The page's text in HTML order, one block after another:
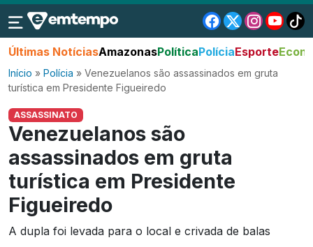
Últimas NotíciasAmazonasPolíticaPolíciaEsporte
Início » Polícia » Venezuelanos são assassinados em gruta
turística em Presidente Figueiredo
ASSASSINATO
Venezuelanos são
assassinados em gruta
turística em Presidente
Figueiredo
A dupla foi levada para o local e crivada de balas